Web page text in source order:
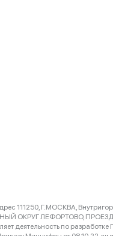
111250, Г.МОСКВА,
ОКРУГ ЛЕФОРТОВО,
деятельность по разработке